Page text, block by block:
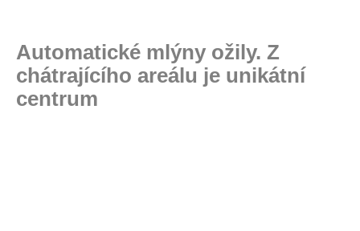
Automatické mlýny ožily. Z
chátrajícího areálu je unikátní
centrum